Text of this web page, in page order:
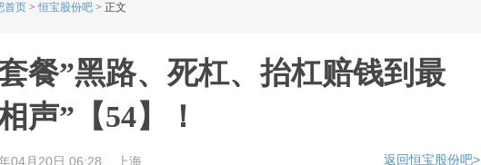
首页 >恒宝股份吧 > 正文
餐”黑路、死杠、抬杠赔钱到最
声”【54】！
04月20日 06:28 上海 返回恒宝股份吧>